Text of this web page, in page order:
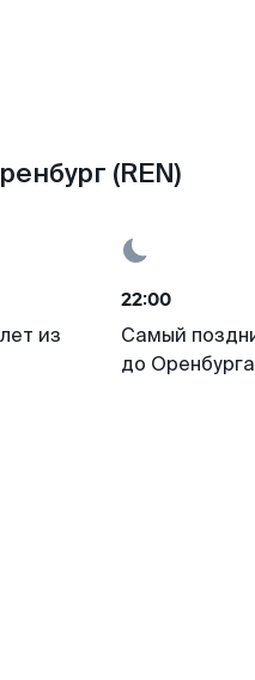
(REN)
из
22:00
Самый
до Оренбурга